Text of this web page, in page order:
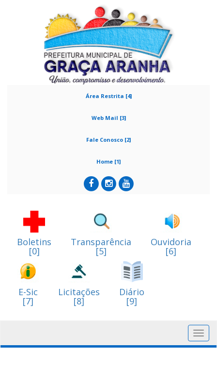
Área Restrita [4]
Web Mail [3]
Fale Conosco [2]
Home [1]
Boletins
[0]
Transparência
[5]
Ouvidoria
[6]
E-Sic
[7]
Licitações
[8]
Diário
[9]